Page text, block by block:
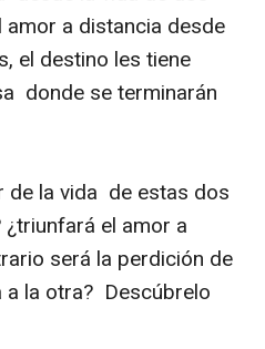
posibles que te puedas
cosas... trabajar como
en medio de su amor a
diferentes.
consecuencias traerá para
¿Realmente valen la
o sucederá algo que
personas?